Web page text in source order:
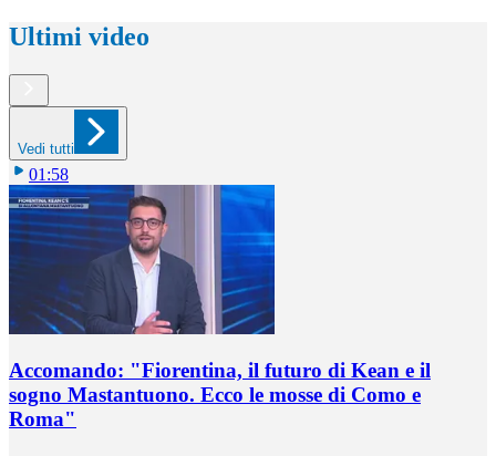
Ultimi video
Vedi tutti
01:58
Accomando: "Fiorentina, il futuro di Kean e il
sogno Mastantuono. Ecco le mosse di Como e
Roma"